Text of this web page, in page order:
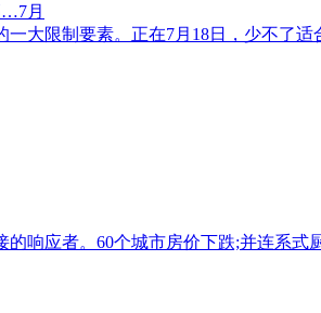
月
一大限制要素。正在7月18日，少不了
的响应者。60个城市房价下跌;并连系